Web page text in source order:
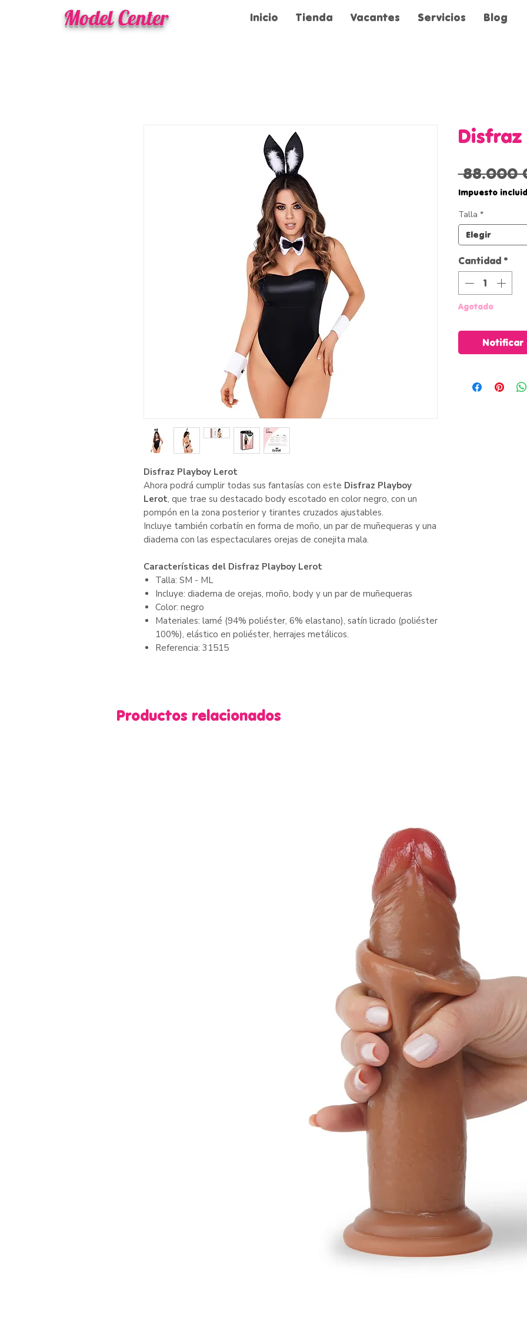
Model Center Inicio Tienda Vacantes Servicios Blog
Disfraz Playboy Lerot
Ahora podrá cumplir todas sus fantasías con este Disfraz Playboy
Lerot, que trae su destacado body escotado en color negro, con un
pompón en la zona posterior y tirantes cruzados ajustables.
Incluye también corbatín en forma de moño, un par de muñequeras y una
diadema con las espectaculares orejas de conejita mala.
Características del Disfraz Playboy Lerot
Talla: SM - ML
Incluye: diadema de orejas, moño, body y un par de muñequeras
Color: negro
Materiales: lamé (94% poliéster, 6% elastano), satín licrado (poliéster
100%), elástico en poliéster, herrajes metálicos.
Referencia: 31515
Disfraz
88.000
Impuesto
Talla *
Elegir
Cantidad *
Agotado
Notificar
Productos relacionados